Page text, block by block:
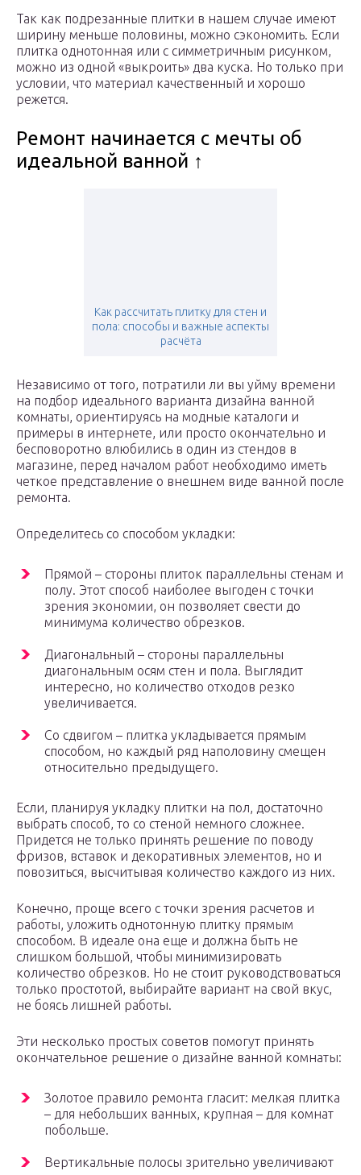
Так как подрезанные плитки в нашем случае имеют
ширину меньше половины, можно сэкономить. Если
плитка однотонная или с симметричным рисунком,
можно из одной «выкроить» два куска. Но только при
условии, что материал качественный и хорошо
режется.
Ремонт начинается с мечты об
идеальной ванной ↑
Как рассчитать плитку для стен и
пола: способы и важные аспекты
расчёта
Независимо от того, потратили ли вы уйму времени
на подбор идеального варианта дизайна ванной
комнаты, ориентируясь на модные каталоги и
примеры в интернете, или просто окончательно и
бесповоротно влюбились в один из стендов в
магазине, перед началом работ необходимо иметь
четкое представление о внешнем виде ванной после
ремонта.
Определитесь со способом укладки:
Прямой – стороны плиток параллельны стенам и
полу. Этот способ наиболее выгоден с точки
зрения экономии, он позволяет свести до
минимума количество обрезков.
Диагональный – стороны параллельны
диагональным осям стен и пола. Выглядит
интересно, но количество отходов резко
увеличивается.
Со сдвигом – плитка укладывается прямым
способом, но каждый ряд наполовину смещен
относительно предыдущего.
Если, планируя укладку плитки на пол, достаточно
выбрать способ, то со стеной немного сложнее.
Придется не только принять решение по поводу
фризов, вставок и декоративных элементов, но и
повозиться, высчитывая количество каждого из них.
Конечно, проще всего с точки зрения расчетов и
работы, уложить однотонную плитку прямым
способом. В идеале она еще и должна быть не
слишком большой, чтобы минимизировать
количество обрезков. Но не стоит руководствоваться
только простотой, выбирайте вариант на свой вкус,
не боясь лишней работы.
Эти несколько простых советов помогут принять
окончательное решение о дизайне ванной комнаты:
Золотое правило ремонта гласит: мелкая плитка
– для небольших ванных, крупная – для комнат
побольше.
Вертикальные полосы зрительно увеличивают